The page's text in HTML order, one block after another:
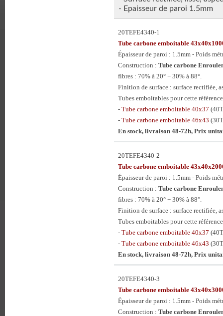
- Epaisseur de paroi 1.5mm
20TEFE4340-1
Tube carbone emboitable
Épaisseur de paroi : 1.5mm - Poids
Construction : Tube carbone
fibres : 70% à 20° + 30% à 88°.
Finition de surface : surface rectifiée,
Tubes emboitables pour cette
- Tube carbone emboitable 40x37
- Tube carbone emboitable 46x43
En stock, livraison 48-72h, Prix
20TEFE4340-2
Tube carbone emboitable
Épaisseur de paroi : 1.5mm - Poids
Construction : Tube carbone
fibres : 70% à 20° + 30% à 88°.
Finition de surface : surface rectifiée,
Tubes emboitables pour cette
- Tube carbone emboitable 40x37
- Tube carbone emboitable 46x43
En stock, livraison 48-72h, Prix
20TEFE4340-3
Tube carbone emboitable
Épaisseur de paroi : 1.5mm - Poids
Construction : Tube carbone